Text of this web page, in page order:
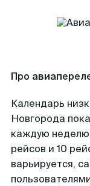
Про
Календарь
Новгорода
каждую неделю
рейсов и 10
варьируется,